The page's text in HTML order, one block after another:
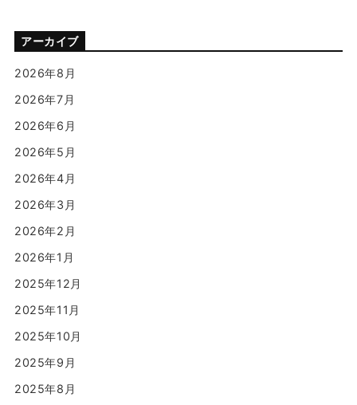
アーカイブ
2026年8月
2026年7月
2026年6月
2026年5月
2026年4月
2026年3月
2026年2月
2026年1月
2025年12月
2025年11月
2025年10月
2025年9月
2025年8月